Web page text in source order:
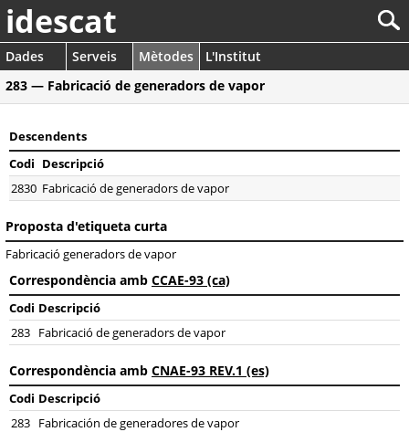
idescat
Dades Serveis Mètodes
L'Institut
283 — Fabricació de generadors de vapor
Descendents
Codi Descripció
2830 Fabricació de generadors de vapor
Proposta d'etiqueta curta
Fabricació generadors de vapor
Correspondència amb CCAE-93 (ca)
Codi Descripció
283 Fabricació de generadors de vapor
Correspondència amb CNAE-93 REV.1 (es)
Codi Descripció
283 Fabricación de generadores de vapor